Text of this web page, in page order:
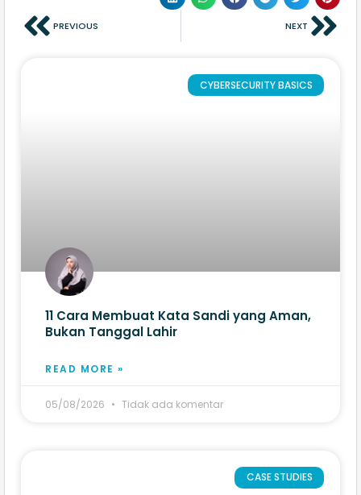
PREVIOUS NEXT
CYBERSECURITY BASICS
11 Cara Membuat Kata Sandi yang Aman,
Bukan Tanggal Lahir
READ MORE »
05/08/2026 Tidak ada komentar
CASE STUDIES